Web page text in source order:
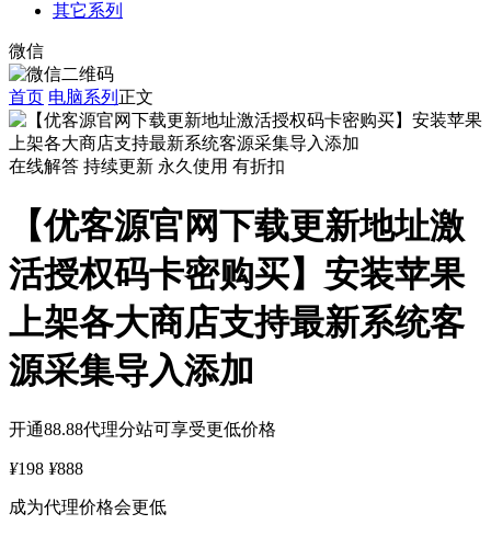
其它系列
微信
首页 电脑系列 正文
在线解答 持续更新 永久使用 有折扣
【优客源官网下载更新地址激
活授权码卡密购买】安装苹果
上架各大商店支持最新系统客
源采集导入添加
开通88.88代理分站可享受更低价格
¥198 ¥888
成为代理价格会更低